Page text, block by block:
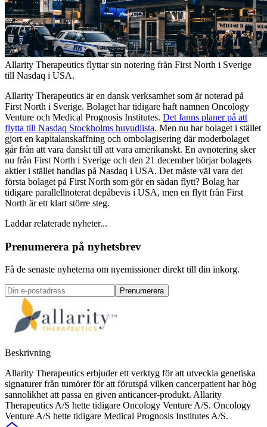
Allarity Therapeutics flyttar sin notering från First North i Sverige
till Nasdaq i USA.
Allarity Therapeutics är en dansk verksamhet som är noterad på
First North i Sverige. Bolaget har tidigare haft namnen Oncology
Venture och Medical Prognosis Institutes. Det fanns planer på att
flytta till Nasdaq Stockholms huvudlista. Men nu har bolaget i stället
gjort en kapitalanskaffning och ombolagisering där moderbolaget
går från att vara danskt till att vara amerikanskt. En avnotering sker
nu från First North i Sverige och den 21 december börjar bolagets
aktier i stället handlas på Nasdaq i USA. Det måste väl vara det
första bolaget på First North som gör en sådan flytt? Bolag har
tidigare parallellnoterat depåbevis i USA, men en flytt från First
North är ett klart större steg.
Laddar relaterade nyheter...
Prenumerera på nyhetsbrev
Få de senaste nyheterna om nyemissioner direkt till din inkorg.
Prenumerera
Beskrivning
Allarity Therapeutics erbjuder ett verktyg för att utveckla genetiska
signaturer från tumörer för att förutspå vilken cancerpatient har hög
sannolikhet att passa en given anticancer-produkt. Allarity
Therapeutics A/S hette tidigare Oncology Venture A/S. Oncology
Venture A/S hette tidigare Medical Prognosis Institutes A/S.